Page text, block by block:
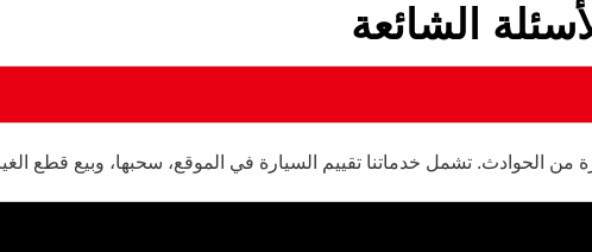
الشائعة
الحوادث. تشمل خدماتنا تقييم السيارة في الموقع، سحبها، وبيع قطع